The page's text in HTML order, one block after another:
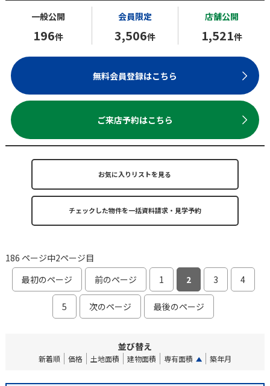
一般公開
196件
会員限定
3,506件
店舗公開
1,521件
無料会員登録はこちら
ご来店予約はこちら
お気に入りリストを見る
186 ページ中2ページ目
最初のページ
前のページ 1 2 3 4
5 次のページ 最後のページ
並び替え
新着順 価格 土地面積 建物面積 専有面積 築年月